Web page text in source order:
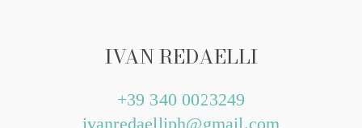
IVAN REDAELLI
+39 340 0023249
ivanredaelliph@gmail.com